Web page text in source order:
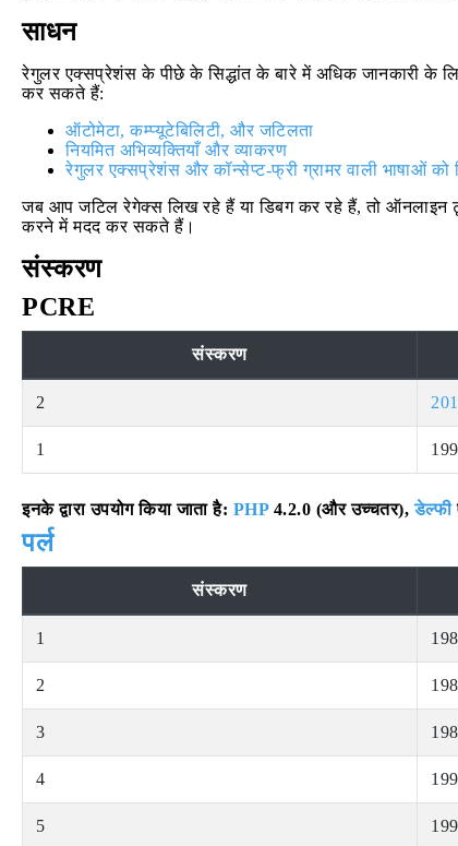
साधन
रेगुलर एक्सप्रेशंस के पीछे के सिद्धांत के बारे में अधिक जानकारी के
कर सकते हैं:
ऑटोमेटा, कम्प्यूटेबिलिटी, और जटिलता
नियमित अभिव्यक्तियाँ और व्याकरण
रेगुलर एक्सप्रेशंस और कॉन्सेप्ट-फ्री ग्रामर वाली भाषाओं को
जब आप जटिल रेगेक्स लिख रहे हैं या डिबग कर रहे हैं, तो ऑनलाइन
करने में मदद कर सकते हैं।
संस्करण
PCRE
संस्करण
2
1
इनके द्वारा उपयोग किया जाता है: PHP4.2.0 (और उच्चतर),डेल्फी
पर्ल
संस्करण
1
2
3
4
5